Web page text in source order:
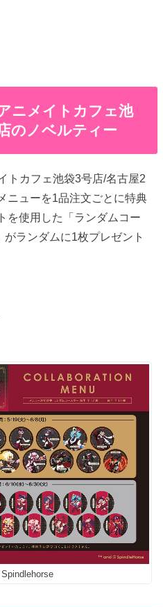
ニメイトカフェ池
のノベルティー
トカフェ池袋3号店/名古屋2
ニューを1品注文ごとに特典
を使用した「ランダムコー
ランダムに1枚プレゼント